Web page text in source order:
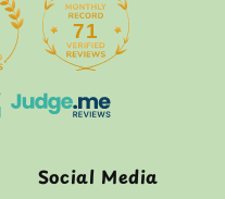
71
Social Media